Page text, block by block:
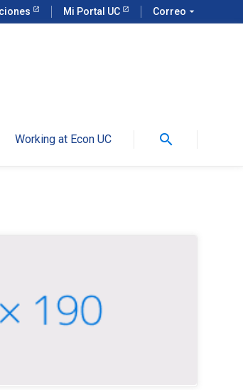
Mi Portal UC Correo arrow_drop_down
Working at Econ UC search